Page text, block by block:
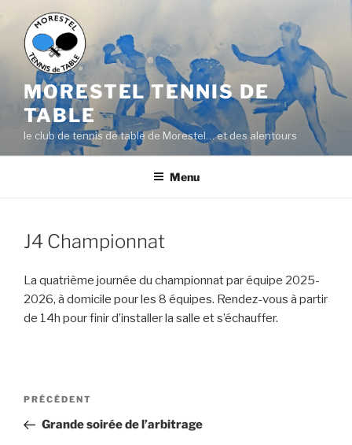
contenu
principal
MORESTEL TENNIS DE
TABLE
le club de tennis de table de Morestel… et des alentours
Menu
J4 Championnat
La quatrième journée du championnat par équipe 2025-
2026, à domicile pour les 8 équipes. Rendez-vous à partir
de 14h pour finir d’installer la salle et s’échauffer.
Navigation
l’article
Article
précédent
PRÉCÉDENT
Grande soirée de l’arbitrage